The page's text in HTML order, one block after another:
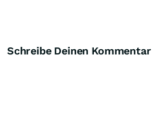
Schreibe Deinen Kommentar